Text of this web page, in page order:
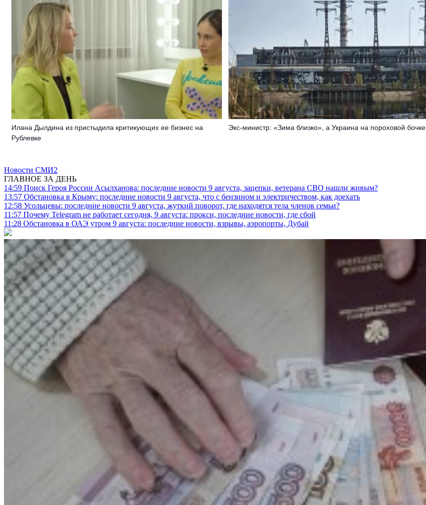
Илана Дылдина из пристыдила критикующих ее бизнес на
Рублевке
Экс-министр: «Зима близко», а Украина на пороховой бочке
Новости СМИ2
ГЛАВНОЕ ЗА ДЕНЬ
14:59 Поиск Героя России Асылханова: последние новости 9 августа, зацепки, ветерана СВО нашли живым?
13:57 Обстановка в Крыму: последние новости 9 августа, что с бензином и электричеством, как доехать
12:58 Усольцевы: последние новости 9 августа, жуткий поворот, где находятся тела членов семьи?
11:57 Почему Telegram не работает сегодня, 9 августа: прокси, последние новости, где сбой
11:28 Обстановка в ОАЭ утром 9 августа: последние новости, взрывы, аэропорты, Дубай